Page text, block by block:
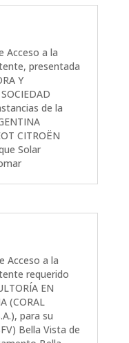
Acceso a la
presentada
Y
de la
CITROËN
Solar
Acceso a la
requerido
EN
(CORAL
para su
Bella Vista de